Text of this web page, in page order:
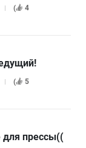
(
4
(
5
для прессы((